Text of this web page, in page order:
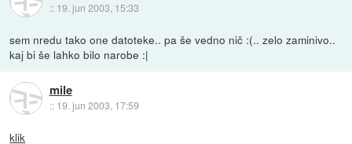
:: 19. jun 2003, 15:33
sem nredu tako one datoteke.. pa še vedno nič :(.. zelo zaminivo..
kaj bi še lahko bilo narobe :|
mile
:: 19. jun 2003, 17:59
klik